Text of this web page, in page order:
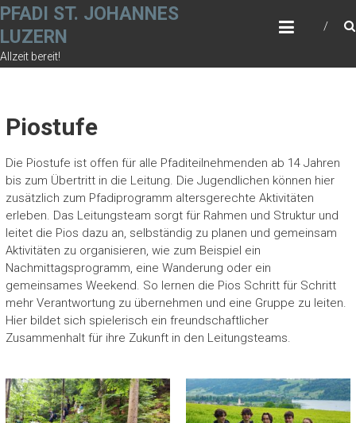
Zum
springen
PFADI ST. JOHANNES
LUZERN
Allzeit bereit!
Piostufe
Die Piostufe ist offen für alle Pfaditeilnehmenden ab 14 Jahren
bis zum Übertritt in die Leitung. Die Jugendlichen können hier
zusätzlich zum Pfadiprogramm altersgerechte Aktivitäten
erleben. Das Leitungsteam sorgt für Rahmen und Struktur und
leitet die Pios dazu an, selbständig zu planen und gemeinsam
Aktivitäten zu organisieren, wie zum Beispiel ein
Nachmittagsprogramm, eine Wanderung oder ein
gemeinsames Weekend. So lernen die Pios Schritt für Schritt
mehr Verantwortung zu übernehmen und eine Gruppe zu leiten.
Hier bildet sich spielerisch ein freundschaftlicher
Zusammenhalt für ihre Zukunft in den Leitungsteams.